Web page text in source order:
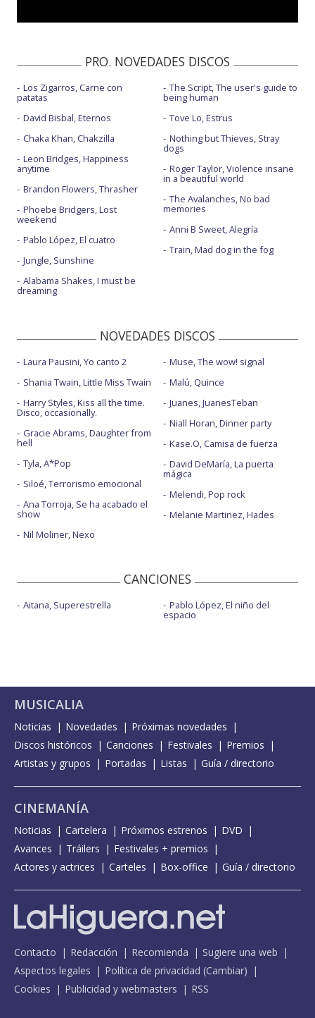
Get him back! - Live from The Today Show / 2023
Get him back! - Live Vevo
Obsessed
Obsessed - Live from rehearsal
Obsessed - Performance
Pretty isn't pretty - Live Vevo
Vampire
Vampire - BBC Radio 1 Live Lounge
Vampire - con letra
Vampire - GRAMMYs 2024
Vampire - Live from The Today Show / 2023
Vampire - Live piano
Vampire - Saturday Night Live | 2023
Vampire + Get him back! - MTV VMAS 2023
PRO. NOVEDADES DISCOS
Los Zigarros, Carne con
patatas
David Bisbal, Eternos
Chaka Khan, Chakzilla
Leon Bridges, Happiness
anytime
Brandon Flowers, Thrasher
Phoebe Bridgers, Lost
weekend
Pablo López, El cuatro
Jungle, Sunshine
Alabama Shakes, I must be
dreaming
The Script, The user's guide to
being human
Tove Lo, Estrus
Nothing but Thieves, Stray
dogs
Roger Taylor, Violence insane
in a beautiful world
The Avalanches, No bad
memories
Anni B Sweet, Alegría
Train, Mad dog in the fog
NOVEDADES DISCOS
Laura Pausini, Yo canto 2
Shania Twain, Little Miss Twain
Harry Styles, Kiss all the time.
Disco, occasionally.
Gracie Abrams, Daughter from
hell
Tyla, A*Pop
Siloé, Terrorismo emocional
Ana Torroja, Se ha acabado el
show
Nil Moliner, Nexo
Muse, The wow! signal
Malú, Quince
Juanes, JuanesTeban
Niall Horan, Dinner party
Kase.O, Camisa de fuerza
David DeMaría, La puerta
mágica
Melendi, Pop rock
Melanie Martinez, Hades
CANCIONES
Aitana, Superestrella Pablo López, El niño del
espacio
MUSICALIA
Noticias Novedades
Próximas novedades
Discos históricos
Canciones Festivales
Premios
Artistas y grupos
Portadas Listas Guía / directorio
CINEMANÍA
Noticias Cartelera Próximos estrenos
DVD
Avances
Tráilers
Festivales + premios
Actores y actrices
Carteles Box-office Guía / directorio
Contacto Redacción Recomienda
Sugiere una web
Aspectos legales
Política de privacidad (Cambiar)
Cookies
Publicidad y webmasters RSS